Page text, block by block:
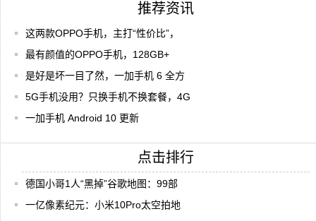
推荐资讯
这两款OPPO手机，主打“性价比”，
最有颜值的OPPO手机，128GB+
是好是坏一目了然，一加手机 6 全方
5G手机没用？只换手机不换套餐，4G
一加手机 Android 10 更新
点击排行
德国小哥1人“黑掉”谷歌地图：99部
一亿像素纪元：小米10Pro太空拍地